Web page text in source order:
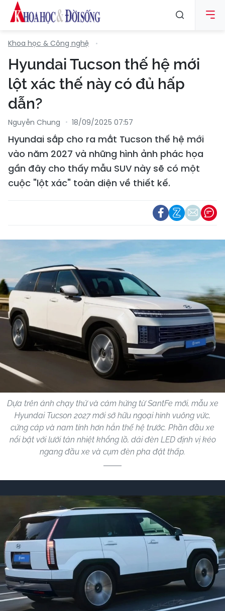
Khoa học & Công nghệ
Hyundai Tucson thế hệ mới
lột xác thế này có đủ hấp
dẫn?
Nguyễn Chung 18/09/2025 07:57
Hyundai sắp cho ra mắt Tucson thế hệ mới
vào năm 2027 và những hình ảnh phác họa
gần đây cho thấy mẫu SUV này sẽ có một
cuộc "lột xác" toàn diện về thiết kế.
Dựa trên ảnh chạy thử và cảm hứng từ SantFe mới, mẫu xe
Hyundai Tucson 2027 mới sở hữu ngoại hình vuông vức,
cứng cáp và nam tính hơn hẳn thế hệ trước. Phần đầu xe
nổi bật với lưới tản nhiệt khổng lồ, dải đèn LED định vị kéo
ngang đầu xe và cụm đèn pha đặt thấp.